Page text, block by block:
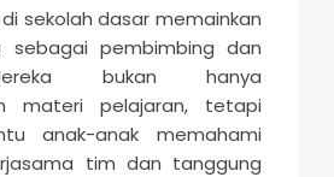
sekolah dasar memainkan
sebagai pembimbing dan
bukan hanya
materi pelajaran, tetapi
anak-anak memahami
tim dan tanggung